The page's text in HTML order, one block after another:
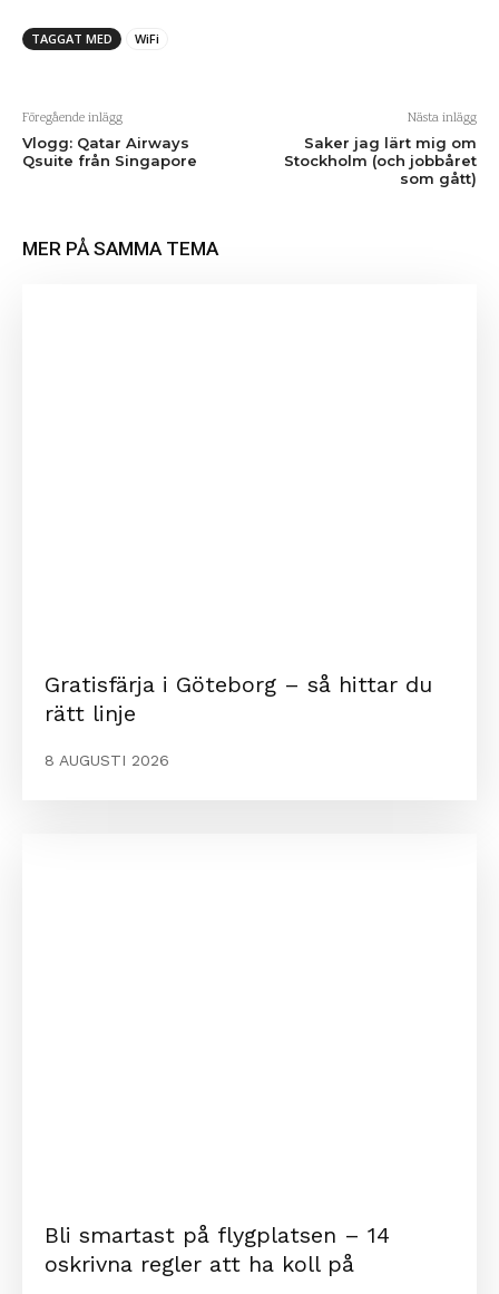
TAGGAT MED WiFi
Föregående inlägg
Vlogg: Qatar Airways
Qsuite från Singapore
Nästa inlägg
Saker jag lärt mig om
Stockholm (och jobbåret
som gått)
MER PÅ SAMMA TEMA
Gratisfärja i Göteborg – så hittar du
rätt linje
8 AUGUSTI 2026
Bli smartast på flygplatsen – 14
oskrivna regler att ha koll på